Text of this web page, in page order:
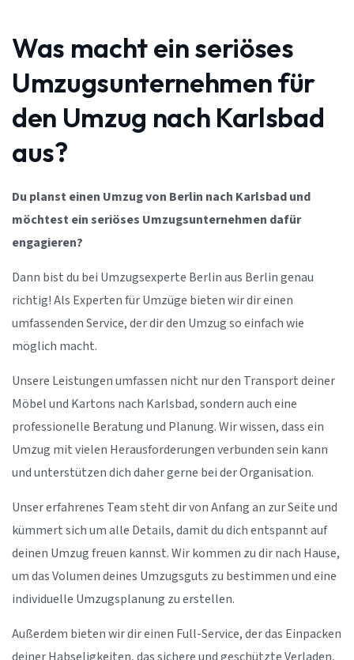
Was macht ein seriöses
Umzugsunternehmen für
den Umzug nach Karlsbad
aus?
Du planst einen Umzug von Berlin nach Karlsbad und
möchtest ein seriöses Umzugsunternehmen dafür
engagieren?
Dann bist du bei Umzugsexperte Berlin aus Berlin genau
richtig! Als Experten für Umzüge bieten wir dir einen
umfassenden Service, der dir den Umzug so einfach wie
möglich macht.
Unsere Leistungen umfassen nicht nur den Transport deiner
Möbel und Kartons nach Karlsbad, sondern auch eine
professionelle Beratung und Planung. Wir wissen, dass ein
Umzug mit vielen Herausforderungen verbunden sein kann
und unterstützen dich daher gerne bei der Organisation.
Unser erfahrenes Team steht dir von Anfang an zur Seite und
kümmert sich um alle Details, damit du dich entspannt auf
deinen Umzug freuen kannst. Wir kommen zu dir nach Hause,
um das Volumen deines Umzugsguts zu bestimmen und eine
individuelle Umzugsplanung zu erstellen.
Außerdem bieten wir dir einen Full-Service, der das Einpacken